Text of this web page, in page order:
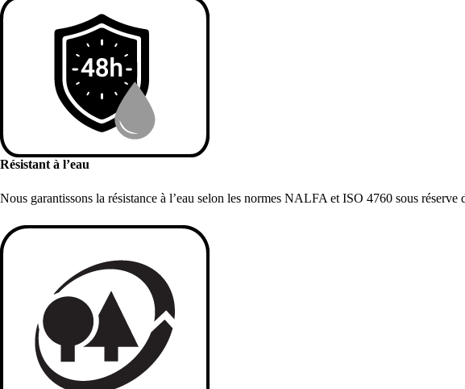
Résistant à l’eau
Nous garantissons la résistance à l’eau selon les normes NALFA et ISO 4760 sous